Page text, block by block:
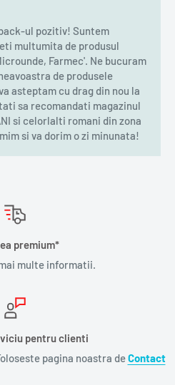
ul pozitiv! Suntem
multumita de produsul
Farmec'. Ne bucuram
de produsele
asteptam cu drag din nou la
sa recomandati magazinul
si celorlalti romani din zona
si va dorim o zi minunata!
premium*
multe informatii.
pentru clienti
pagina noastra deContact